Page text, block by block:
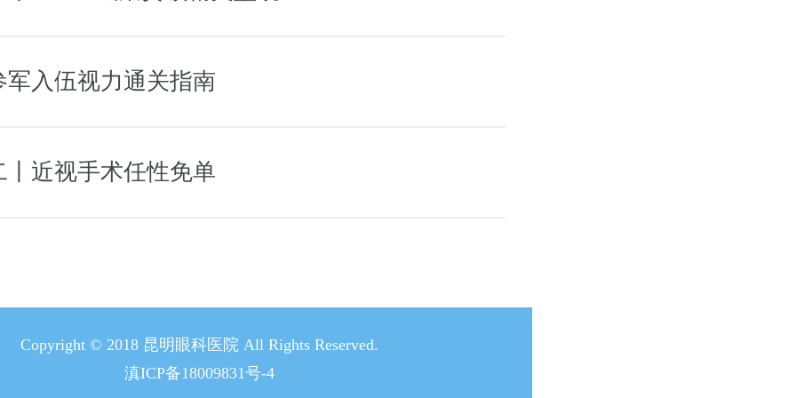
军入伍视力通关指南
丨近视手术任性免单
Copyright © 2018 昆明眼科医院 All Rights Reserved.
滇ICP备18009831号-4